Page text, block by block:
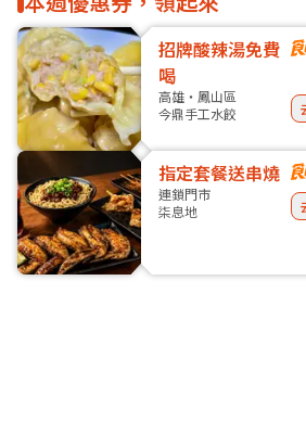
招牌酸辣湯免費
喝
高雄・鳳山區
今鼎手工水餃
指定套餐送串燒
連鎖門市
柒息地